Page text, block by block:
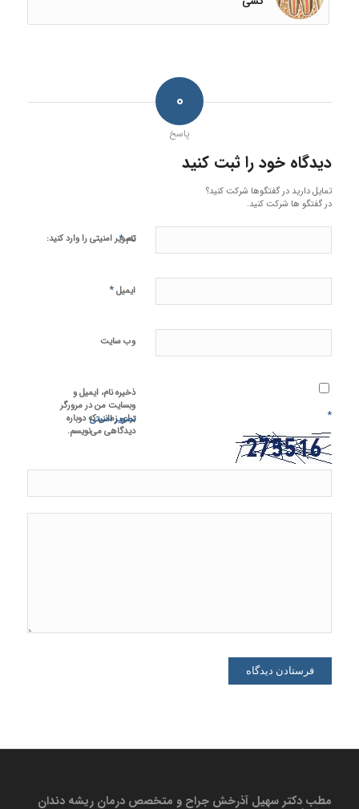
۰
پاسخ
دیدگاه خود را ثبت کنید
تمایل دارید در گفتگوها شرکت کنید؟
در گفتگو ها شرکت کنید.
نام*
ایمیل*
وب‌ سایت
ذخیره نام، ایمیل و
وبسایت من در مرورگر
برای زمانی که دوباره
دیدگاهی می‌نویسم.
تصویر امنیتی *
تصویر امنیتی را وارد کنید:
مطب دكتر سهیل آذرخش جراح و متخصص درمان ریشه دندان